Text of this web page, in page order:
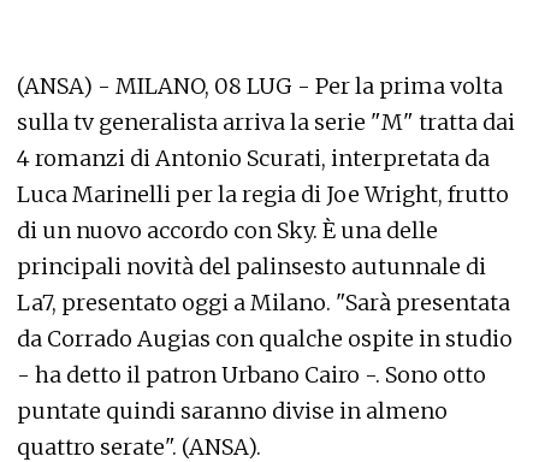
(ANSA) - MILANO, 08 LUG - Per la prima volta
sulla tv generalista arriva la serie "M" tratta dai
4 romanzi di Antonio Scurati, interpretata da
Luca Marinelli per la regia di Joe Wright, frutto
di un nuovo accordo con Sky. È una delle
principali novità del palinsesto autunnale di
La7, presentato oggi a Milano. "Sarà presentata
da Corrado Augias con qualche ospite in studio
- ha detto il patron Urbano Cairo -. Sono otto
puntate quindi saranno divise in almeno
quattro serate". (ANSA).